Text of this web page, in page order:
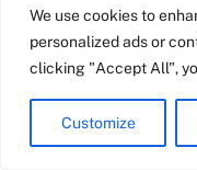
We use cookies to
personalized ads or
clicking "Accept All",
Customize
zadowoleniem
Rekomendacji
ustanowienia
Tuńczykiem
Atlantyku i
rekomendacje